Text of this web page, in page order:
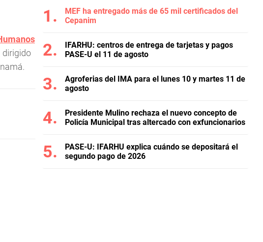
dirigido
MEF ha entregado más de 65 mil certificados del
Cepanim
IFARHU: centros de entrega de tarjetas y pagos
PASE-U el 11 de agosto
Agroferias del IMA para el lunes 10 y martes 11 de
agosto
Presidente Mulino rechaza el nuevo concepto de
Policía Municipal tras altercado con exfuncionarios
PASE-U: IFARHU explica cuándo se depositará el
segundo pago de 2026